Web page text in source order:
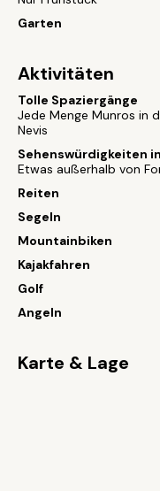
Garten
Aktivitäten
Tolle Spaziergänge
Jede Menge Munros in
Nevis
Sehenswürdigkeiten
Etwas außerhalb von
Reiten
Segeln
Mountainbiken
Kajakfahren
Golf
Angeln
Karte & Lage